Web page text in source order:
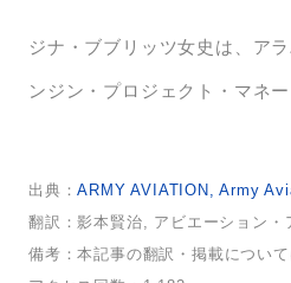
ジナ・ブブリッツ女史は、ア
ンジン・プロジェクト・マネー
出典：ARMY AVIATION, Army
翻訳：影本賢治, アビエーション・
備考：本記事の翻訳・掲載につい